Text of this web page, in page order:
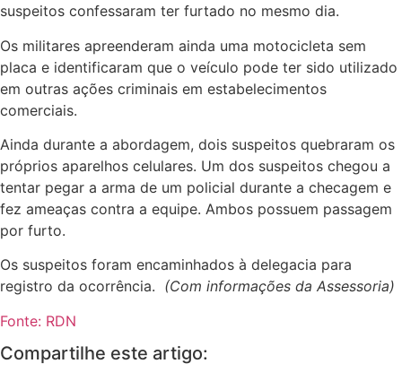
suspeitos confessaram ter furtado no mesmo dia.
Os militares apreenderam ainda uma motocicleta sem
placa e identificaram que o veículo pode ter sido utilizado
em outras ações criminais em estabelecimentos
comerciais.
Ainda durante a abordagem, dois suspeitos quebraram os
próprios aparelhos celulares. Um dos suspeitos chegou a
tentar pegar a arma de um policial durante a checagem e
fez ameaças contra a equipe. Ambos possuem passagem
por furto.
Os suspeitos foram encaminhados à delegacia para
registro da ocorrência. (Com informações da Assessoria)
Fonte: RDN
Compartilhe este artigo: